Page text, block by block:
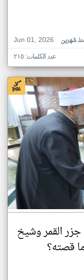
Jun 01, 2026
شهرين
عدد الكلمات: ٢١٥
جزر القمر وشيخ
قصته؟